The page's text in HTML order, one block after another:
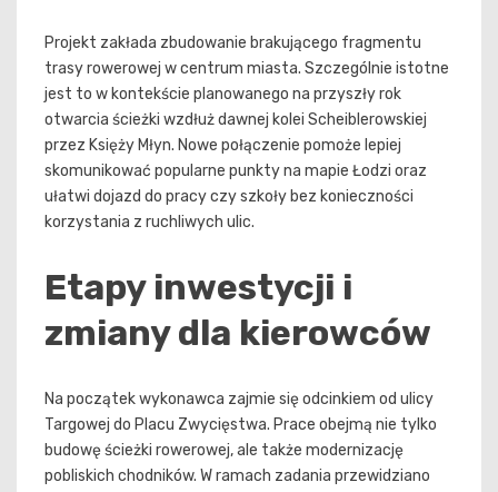
Projekt zakłada zbudowanie brakującego fragmentu
trasy rowerowej w centrum miasta. Szczególnie istotne
jest to w kontekście planowanego na przyszły rok
otwarcia ścieżki wzdłuż dawnej kolei Scheiblerowskiej
przez Księży Młyn. Nowe połączenie pomoże lepiej
skomunikować popularne punkty na mapie Łodzi oraz
ułatwi dojazd do pracy czy szkoły bez konieczności
korzystania z ruchliwych ulic.
Etapy inwestycji i
zmiany dla kierowców
Na początek wykonawca zajmie się odcinkiem od ulicy
Targowej do Placu Zwycięstwa. Prace obejmą nie tylko
budowę ścieżki rowerowej, ale także modernizację
pobliskich chodników. W ramach zadania przewidziano